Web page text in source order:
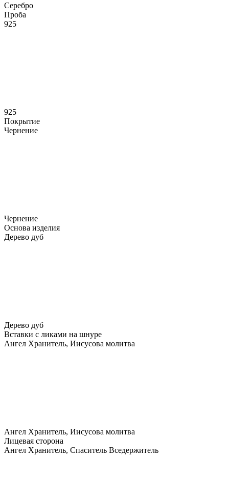
Серебро
Проба
925
925
Покрытие
Чернение
Чернение
Основа изделия
Дерево дуб
Дерево дуб
Вставки с ликами на шнуре
Ангел Хранитель, Иисусова молитва
Ангел Хранитель, Иисусова молитва
Лицевая сторона
Ангел Хранитель, Спаситель Вседержитель